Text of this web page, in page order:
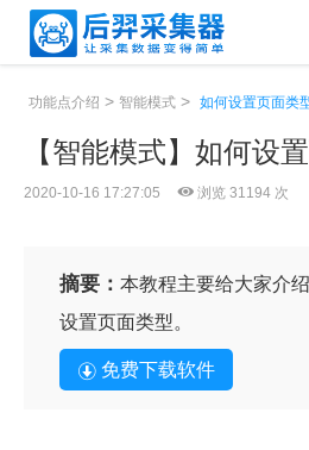
功能点介绍 > 智能模式 > 如何设置页面类
【智能模式】如何设
2020-10-16 17:27:05 浏览 31194 次
摘要： 本教程主要给大家介
设置页面类型。
免费下载软件